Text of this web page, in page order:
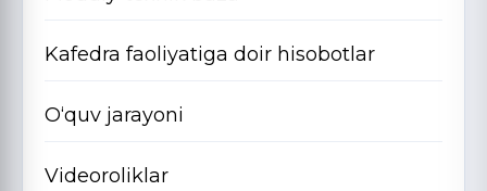
Kafedra faoliyatiga doir hisobotlar
O‘quv jarayoni
Videoroliklar